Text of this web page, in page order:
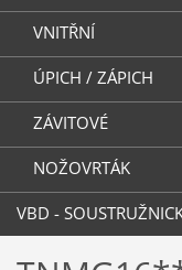
VNITŘNÍ
ÚPICH / ZÁPICH
ZÁVITOVÉ
NOŽOVRTÁK
VBD -